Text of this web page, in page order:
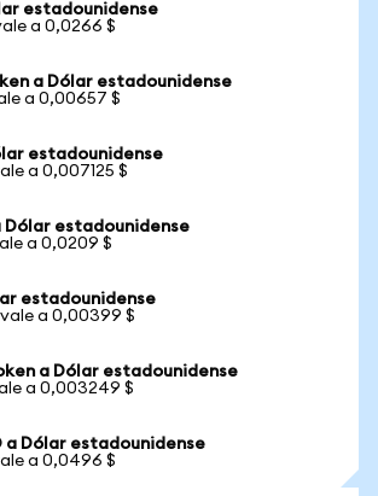
estadounidense
a 0,0266 $
a Dólar estadounidense
a 0,00657 $
estadounidense
a 0,007125 $
Dólar estadounidense
a 0,0209 $
estadounidense
a 0,00399 $
a Dólar estadounidense
a 0,003249 $
a Dólar estadounidense
a 0,0496 $